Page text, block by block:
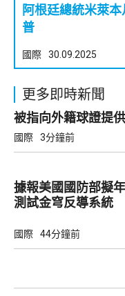
阿根廷總統米萊
普
國際 30.09.2025
更多即時新聞
被指向外籍球證提
國際 3分鐘前
據報美國國防部擬
測試金穹反導系統
國際 44分鐘前